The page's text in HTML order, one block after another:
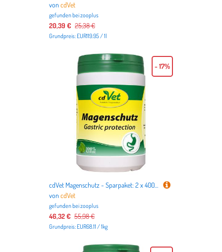
voncdVet
gefunden beizooplus
20,39 € 25,38 €
Grundpreis: EUR119.95 / 1l
cdVet Magenschutz - Sparpaket: 2 x 400 g
voncdVet
gefunden beizooplus
46,32 € 55,98 €
Grundpreis: EUR68.11 / 1kg
- 17%